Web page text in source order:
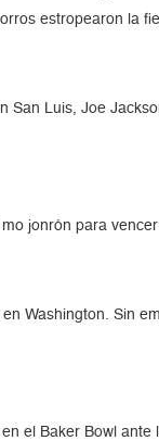
estropearon la
San Luis, Joe
jonrón para
Washington. Sin
el Baker Bowl ante